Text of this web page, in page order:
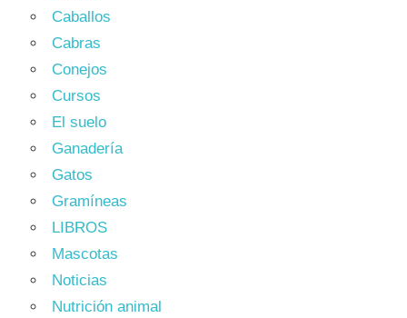
Caballos
Cabras
Conejos
Cursos
El suelo
Ganadería
Gatos
Gramíneas
LIBROS
Mascotas
Noticias
Nutrición animal